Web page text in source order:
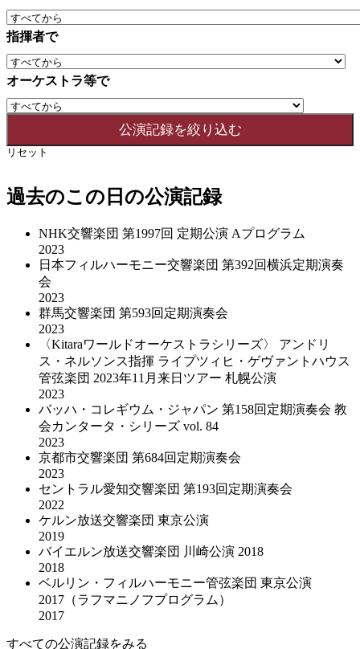
指揮者で
オーケストラ等で
リセット
過去のこの日の公演記録
NHK交響楽団 第1997回 定期公演 Aプログラム
2023
日本フィルハーモニー交響楽団 第392回横浜定期演奏
会
2023
群馬交響楽団 第593回定期演奏会
2023
〈Kitaraワールドオーケストラシリーズ〉 アンドリ
ス・ネルソンス指揮 ライプツィヒ・ゲヴァントハウス
管弦楽団 2023年11月来日ツアー 札幌公演
2023
バッハ・コレギウム・ジャパン 第158回定期演奏会 教
会カンタータ・シリーズ vol. 84
2023
京都市交響楽団 第684回定期演奏会
2023
セントラル愛知交響楽団 第193回定期演奏会
2022
ケルン放送交響楽団 東京公演
2019
バイエルン放送交響楽団 川崎公演 2018
2018
ベルリン・フィルハーモニー管弦楽団 東京公演
2017（ラフマニノフプログラム）
2017
すべての公演記録をみる